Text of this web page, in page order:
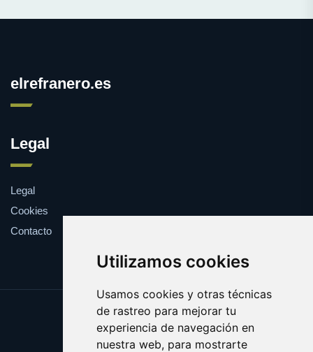
Utilizamos cookies
Usamos cookies y otras técnicas
de rastreo para mejorar tu
experiencia de navegación en
nuestra web, para mostrarte
elrefranero.es
Legal
Legal
Cookies
Contacto
Update cookies preferences
Copyright © 2025 elrefranero.es